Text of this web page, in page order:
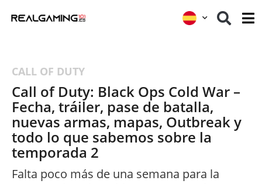
CALL OF DUTY
Call of Duty: Black Ops Cold War –
Fecha, tráiler, pase de batalla,
nuevas armas, mapas, Outbreak y
todo lo que sabemos sobre la
temporada 2
Falta poco más de una semana para la